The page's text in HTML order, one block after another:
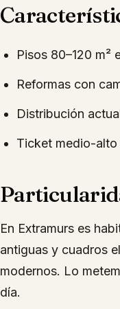
Pisos 80–120 m²
Reformas con
Distribución
Ticket medio-alto
En Extramurs es
antiguas y cuadros
modernos. Lo
día.